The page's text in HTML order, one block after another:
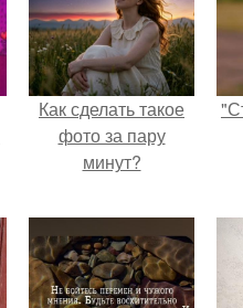
Как сделать такое
фото за пару
минут?